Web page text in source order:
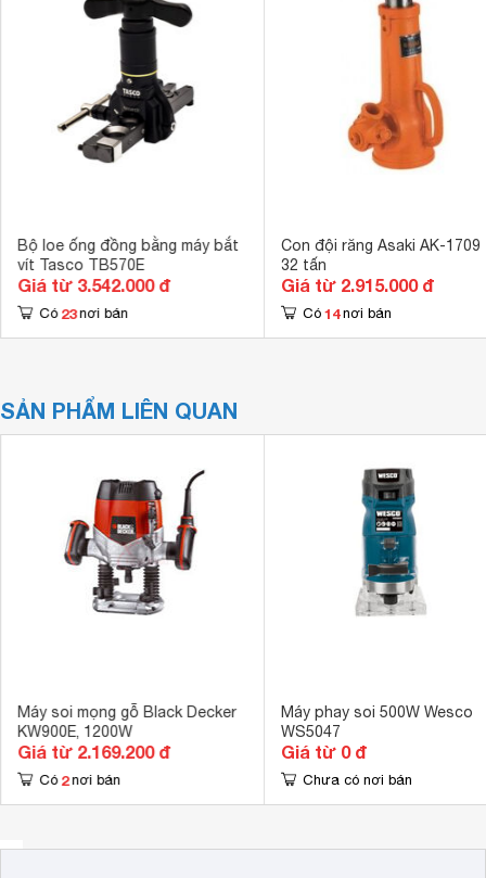
Bộ loe ống đồng bằng máy bắt
vít Tasco TB570E
Giá từ 3.542.000 đ
Có 23 nơi bán
Con đội răng Asaki AK-1709
32 tấn
Giá từ 2.915.000 đ
Có 14 nơi bán
SẢN PHẨM LIÊN QUAN
Máy soi mọng gỗ Black Decker
KW900E, 1200W
Giá từ 2.169.200 đ
Có 2 nơi bán
Máy phay soi 500W Wesco
WS5047
Giá từ 0 đ
Chưa có nơi bán